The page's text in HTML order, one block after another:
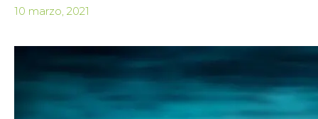
10 marzo, 2021